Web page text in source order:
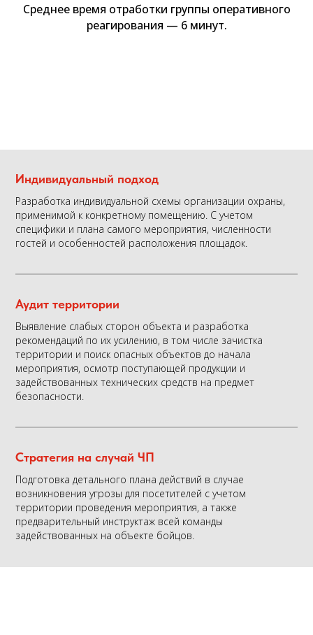
Среднее время отработки группы оперативного
реагирования — 6 минут.
Индивидуальный подход
Разработка индивидуальной схемы организации охраны,
применимой к конкретному помещению. С учетом
специфики и плана самого мероприятия, численности
гостей и особенностей расположения площадок.
Аудит территории
Выявление слабых сторон объекта и разработка
рекомендаций по их усилению, в том числе зачистка
территории и поиск опасных объектов до начала
мероприятия, осмотр поступающей продукции и
задействованных технических средств на предмет
безопасности.
Стратегия на случай ЧП
Подготовка детального плана действий в случае
возникновения угрозы для посетителей с учетом
территории проведения мероприятия, а также
предварительный инструктаж всей команды
задействованных на объекте бойцов.